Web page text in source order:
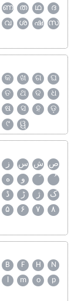
ണ ത ഥ
ദ
വ ശ ഷ
സ
କ ଖ ଗ
ଘ
ତ ଥ ଦ
ଧ
ଷ ସ ହ
ଡ଼
୯ ୱ
ز س ش ص
ه
و
ڈ ڑ ژ
ک
۵ ۶ ۷
۸
B F H
N
l m o
p